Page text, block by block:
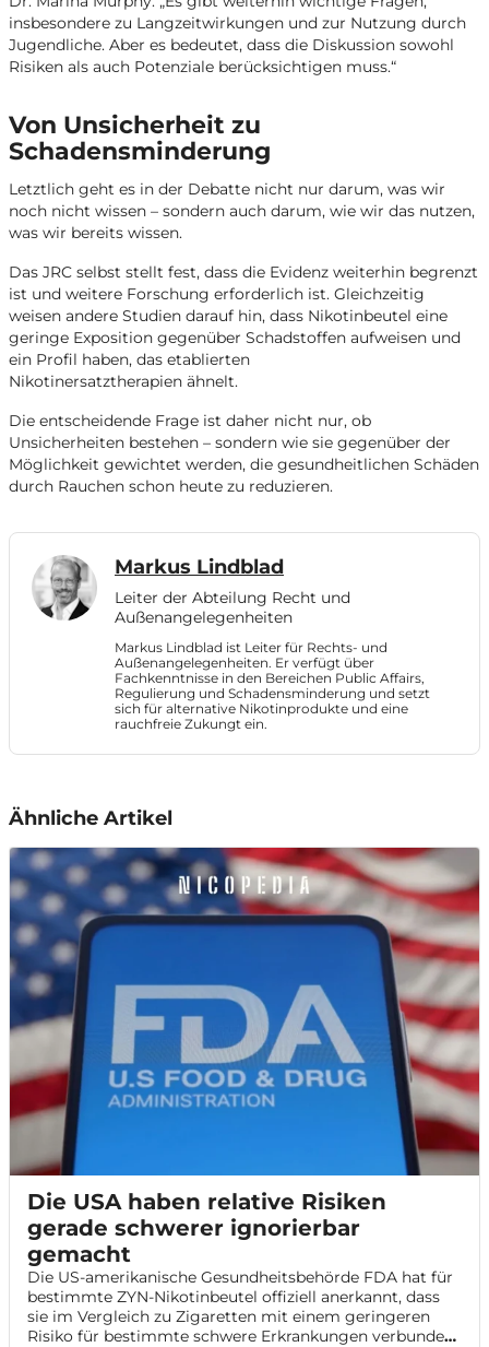
insbesondere zu Langzeitwirkungen und zur Nutzung durch
Jugendliche. Aber es bedeutet, dass die Diskussion sowohl
Risiken als auch Potenziale berücksichtigen muss.“
Von Unsicherheit zu
Schadensminderung
Letztlich geht es in der Debatte nicht nur darum, was wir
noch nicht wissen – sondern auch darum, wie wir das nutzen,
was wir bereits wissen.
Das JRC selbst stellt fest, dass die Evidenz weiterhin begrenzt
ist und weitere Forschung erforderlich ist. Gleichzeitig
weisen andere Studien darauf hin, dass Nikotinbeutel eine
geringe Exposition gegenüber Schadstoffen aufweisen und
ein Profil haben, das etablierten
Nikotinersatztherapien ähnelt.
Die entscheidende Frage ist daher nicht nur, ob
Unsicherheiten bestehen – sondern wie sie gegenüber der
Möglichkeit gewichtet werden, die gesundheitlichen Schäden
durch Rauchen schon heute zu reduzieren.
Markus Lindblad
Leiter der Abteilung Recht und
Außenangelegenheiten
Markus Lindblad ist Leiter für Rechts- und
Außenangelegenheiten. Er verfügt über
Fachkenntnisse in den Bereichen Public Affairs,
Regulierung und Schadensminderung und setzt
sich für alternative Nikotinprodukte und eine
rauchfreie Zukungt ein.
Ähnliche Artikel
Die USA haben relative Risiken
gerade schwerer ignorierbar
gemacht
Die US-amerikanische Gesundheitsbehörde FDA hat für
bestimmte ZYN-Nikotinbeutel offiziell anerkannt, dass
sie im Vergleich zu Zigaretten mit einem geringeren
Risiko für bestimmte schwere Erkrankungen verbunden